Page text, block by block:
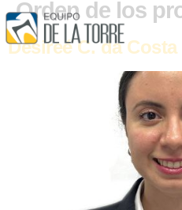
Orden de los
Desireé C. da